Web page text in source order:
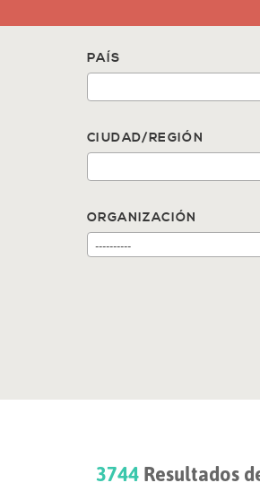
PAÍS
CIUDAD/REGIÓN
ORGANIZACIÓN
----------
3744 Resultados